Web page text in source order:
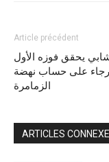
Article précédent
يحقق فوزه الأول
على حساب نهضة
الزمامرة
ARTICLES